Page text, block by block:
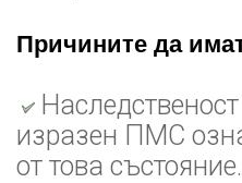
Причините да
изразен ПМС
от това състояние.